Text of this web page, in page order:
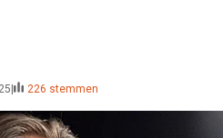
226 stemmen